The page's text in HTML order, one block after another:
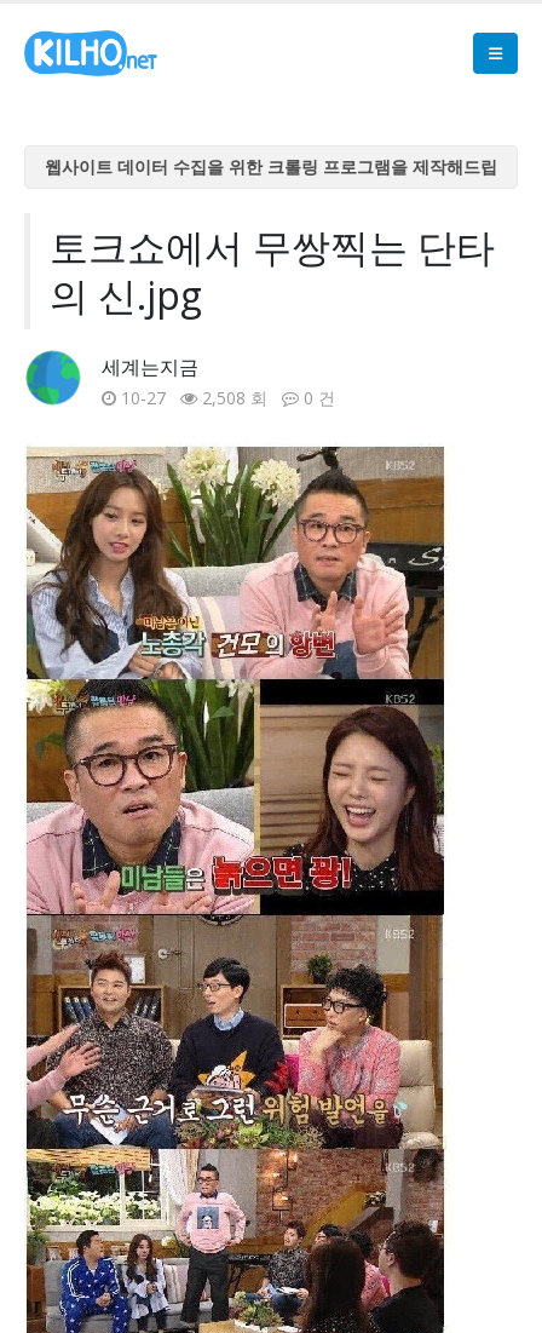
웹사이트 데이터 수집을 위한 크롤링 프로그램을 제작해드립
웹사이트 데이터 수집을 위한 크롤링 프로그램을 제작해드립
니다
웹사이트 데이터 수집을 위한 크롤링 프로그램을 제작해드립
웹사이트 데이터 수집을 위한 크롤링 프로그램을 제작해드립
니다
니다
토크쇼에서 무쌍찍는 단타
의 신.jpg
세계는지금
10-27 2,508 회 0 건